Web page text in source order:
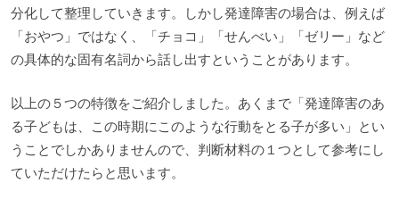
分化して整理していきます。しかし発達障害の場合は、例えば
「おやつ」ではなく、「チョコ」「せんべい」「ゼリー」など
の具体的な固有名詞から話し出すということがあります。
以上の５つの特徴をご紹介しました。あくまで「発達障害のあ
る子どもは、この時期にこのような行動をとる子が多い」とい
うことでしかありませんので、判断材料の１つとして参考にし
ていただけたらと思います。